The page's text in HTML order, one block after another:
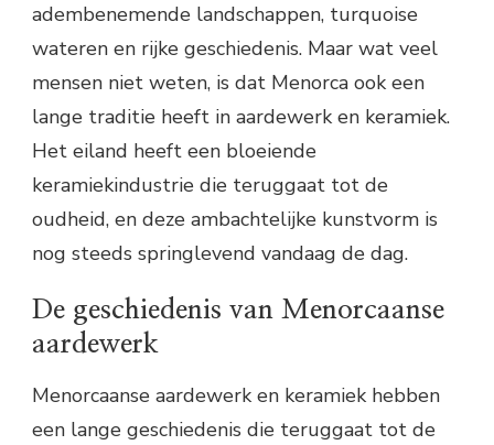
adembenemende landschappen, turquoise
wateren en rijke geschiedenis. Maar wat veel
mensen niet weten, is dat Menorca ook een
lange traditie heeft in aardewerk en keramiek.
Het eiland heeft een bloeiende
keramiekindustrie die teruggaat tot de
oudheid, en deze ambachtelijke kunstvorm is
nog steeds springlevend vandaag de dag.
De geschiedenis van Menorcaanse
aardewerk
Menorcaanse aardewerk en keramiek hebben
een lange geschiedenis die teruggaat tot de